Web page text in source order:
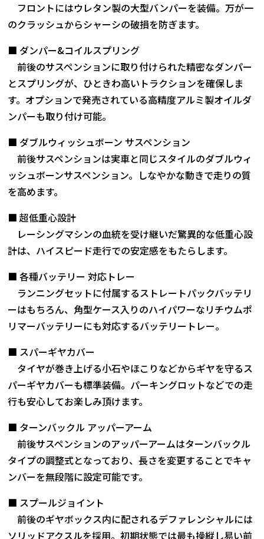
フロントにはウレタン製の大型バンパーを装備。万が一
のクラッシュからシャーシの破損を防ぎます。
■ ダンパー&コイルスプリング
前後のサスペンションに取り付けられた精密なダンパー
とスプリングが、ひときわ高いトラクションを確保しま
す。オプションで発売されている高精度アルミ製オイルダ
ンパーも取り付け可能。
■ ダブルウィッシュボーン サスペンション
前後サスペンションは実車と同じスタイルのダブルウィ
ッシュボーンサスペンション。しなやかな動きで走りの質
を高めます。
■ 超低重心設計
レーシングマシンの血統を受け継いだ驚異的な低重心設
計は、ハイスピード走行での安定感をもたらします。
■ 各種バッテリー 対応トレー
ランニングセットに付属するストレートパックバッテリ
ーはもちろん、角型ケース入りのハイパワーなリチウムポ
リマーバッテリーにも対応するバッテリートレー。
■ スパーギヤカバー
タイヤが巻き上げる小石やほこりなどからギヤを守るス
パーギヤカバーも標準装備。パーキングロットなどでの走
行も安心してお楽しみ頂けます。
■ ターンバックル アッパーアーム
前後サスペンションのアッパーアームはターンバックル
タイプの調整式となっており、長さを変更することでキャ
ンバーを無段階に設定可能です。
■ スプールジョイント
前後のギヤボックス内に配されるデファレンシャルには
ソリッドアクスルを採用。初期状態では最も操縦し易い前